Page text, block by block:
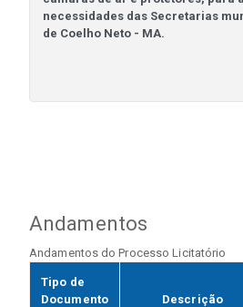
Andamentos
Andamentos do Processo Licitatório
Tipo de
Documento
Descrição